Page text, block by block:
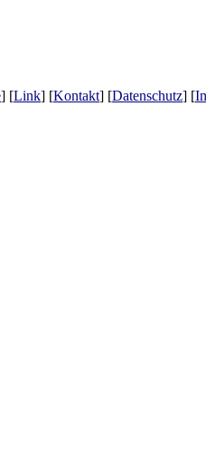
] [Link] [Kontakt] [Datenschutz] [